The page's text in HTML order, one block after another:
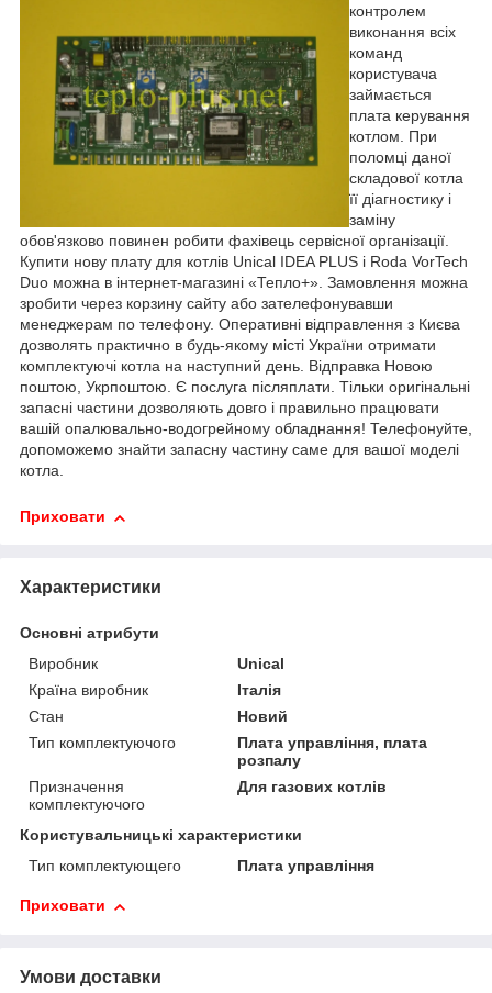
контролем
виконання всіх
команд
користувача
займається
плата керування
котлом. При
поломці даної
складової котла
її діагностику і
заміну
обов'язково повинен робити фахівець сервісної організації.
Купити нову плату для котлів Unical IDEA PLUS і Roda VorTech
Duo можна в інтернет-магазині «Тепло+». Замовлення можна
зробити через корзину сайту або зателефонувавши
менеджерам по телефону. Оперативні відправлення з Києва
дозволять практично в будь-якому місті України отримати
комплектуючі котла на наступний день. Відправка Новою
поштою, Укрпоштою. Є послуга післяплати. Тільки оригінальні
запасні частини дозволяють довго і правильно працювати
вашій опалювально-водогрейному обладнання! Телефонуйте,
допоможемо знайти запасну частину саме для вашої моделі
котла.
Приховати
Характеристики
Основні атрибути
Виробник
Unical
Країна виробник
Італія
Стан
Новий
Тип комплектуючого
Плата управління, плата
розпалу
Призначення
комплектуючого
Для газових котлів
Користувальницькі характеристики
Тип комплектующего
Плата управління
Приховати
Умови доставки